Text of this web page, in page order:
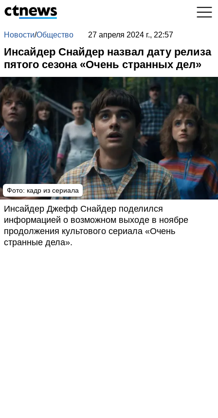
Новости/Общество 27 апреля 2024 г., 22:57
Инсайдер Снайдер назвал дату релиза
пятого сезона «Очень странных дел»
Фото: кадр из сериала
Инсайдер Джефф Снайдер поделился
информацией о возможном выходе в ноябре
продолжения культового сериала «Очень
странные дела».